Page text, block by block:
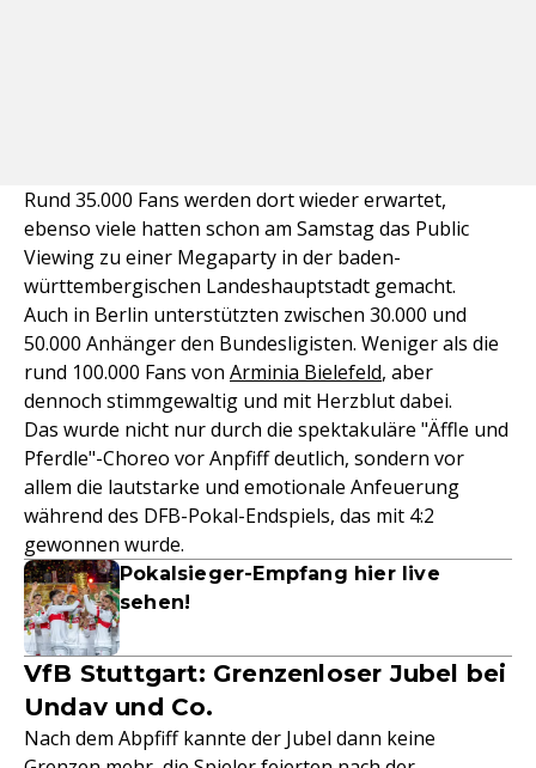
Rund 35.000 Fans werden dort wieder erwartet,
ebenso viele hatten schon am Samstag das Public
Viewing zu einer Megaparty in der baden-
württembergischen Landeshauptstadt gemacht.
Auch in Berlin unterstützten zwischen 30.000 und
50.000 Anhänger den Bundesligisten. Weniger als die
rund 100.000 Fans von Arminia Bielefeld, aber
dennoch stimmgewaltig und mit Herzblut dabei.
Das wurde nicht nur durch die spektakuläre "Äffle und
Pferdle"-Choreo vor Anpfiff deutlich, sondern vor
allem die lautstarke und emotionale Anfeuerung
während des DFB-Pokal-Endspiels, das mit 4:2
gewonnen wurde.
Pokalsieger-Empfang hier live
sehen!
VfB Stuttgart: Grenzenloser Jubel bei
Undav und Co.
Nach dem Abpfiff kannte der Jubel dann keine